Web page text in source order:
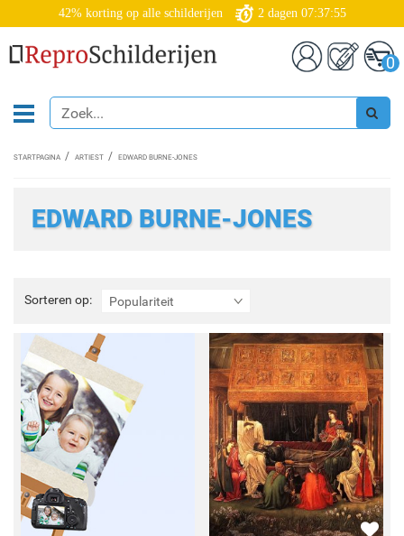
42% korting op alle schilderijen 2 dagen 07:37:52
0
STARTPAGINA ARTIEST EDWARD BURNE-JONES
EDWARD BURNE-JONES
Sorteren op: Populariteit
Sorteren
op: